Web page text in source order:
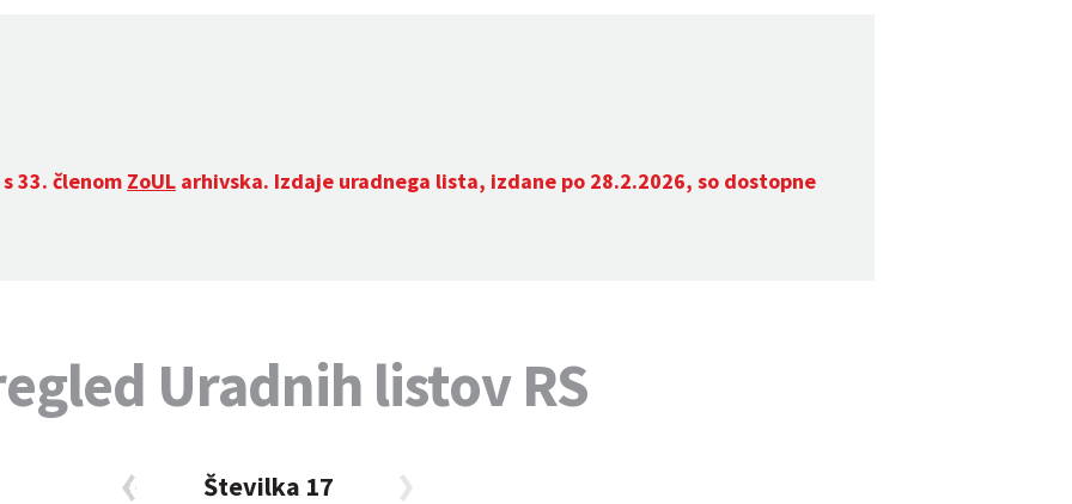
33. členom ZoUL arhivska. Izdaje uradnega lista, izdane po 28.2.2026, so dostopne
Uradnih listov RS
Številka 17